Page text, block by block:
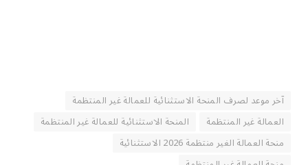
آخر موعد لصرف المنحة الاستثنائية للعمالة غير المنتظمة
العمالة غير المنتظمة
المنحة الاستثنائية للعمالة غير المنتظمة
منحة العمالة الغير منتظمة 2026 الاستثنائية